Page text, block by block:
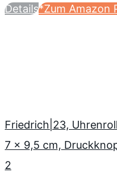
Details*Zum Amazon
Friedrich|23,
7 x 9,5 cm,
2